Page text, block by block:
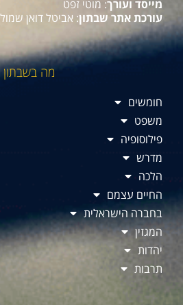
מייסד ועורך: מוטי זפט
עורכת אתר שבתון: אביטל דואן
מה בשבתון
חומשים
משפט
פילוסופיה
מדרש
הלכה
החיים עצמם
בחברה הישראלית
המגזין
יהדות
תרבות